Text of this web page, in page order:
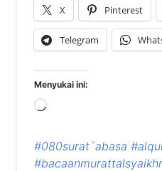
X Pinterest
Telegram
Menyukai ini:
Memuat...
#080surat`abasa